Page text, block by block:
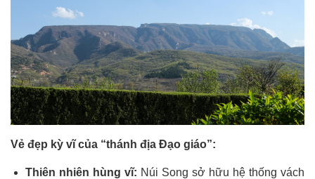
Vẻ đẹp kỳ vĩ của “thánh địa Đạo giáo”:
Thiên nhiên hùng vĩ: Núi Song sở hữu hệ thống vách